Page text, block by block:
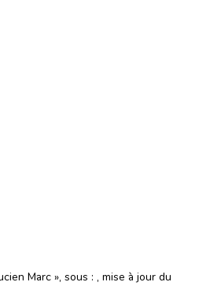
Marc », sous : , mise à jour du